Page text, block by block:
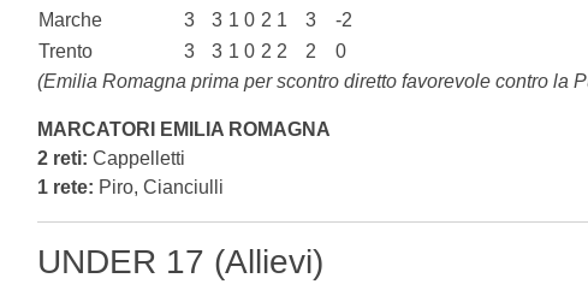
Marche
3 3 1 0 2 1 3
-2
Trento
3 3 1 0 2 2 2
0
(Emilia Romagna prima per scontro diretto favorevole contro la
MARCATORI EMILIA ROMAGNA
2 reti: Cappelletti
1 rete: Piro, Cianciulli
UNDER 17 (Allievi)